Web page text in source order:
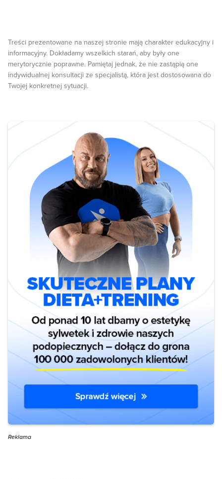
Treści prezentowane na naszej stronie mają charakter edukacyjny i
informacyjny. Dokładamy wszelkich starań, aby były one
merytorycznie poprawne. Pamiętaj jednak, że nie zastąpią one
indywidualnej konsultacji ze specjalistą, która jest dostosowana do
Twojej konkretnej sytuacji.
Reklama